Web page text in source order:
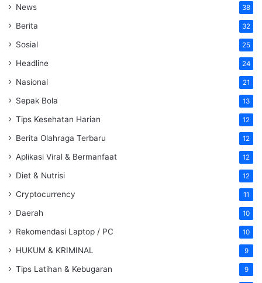
News 38
Berita 32
Sosial 25
Headline 24
Nasional 21
Sepak Bola 13
Tips Kesehatan Harian 12
Berita Olahraga Terbaru 12
Aplikasi Viral & Bermanfaat 12
Diet & Nutrisi 12
Cryptocurrency 11
Daerah 10
Rekomendasi Laptop / PC 10
HUKUM & KRIMINAL 9
Tips Latihan & Kebugaran 9